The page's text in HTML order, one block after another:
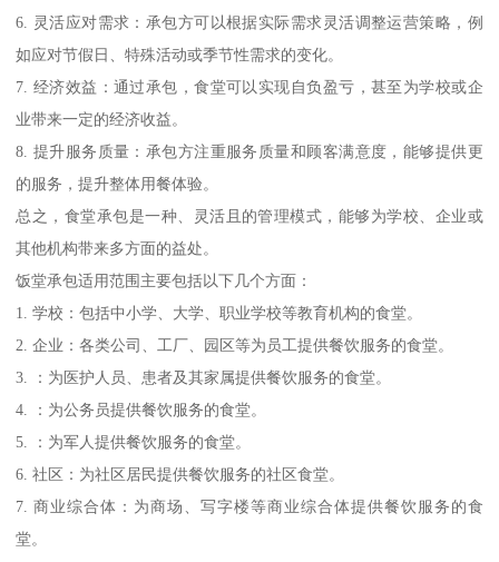
6. 灵活应对需求：承包方可以根据实际需求灵活调整运营策略，例
如应对节假日、特殊活动或季节性需求的变化。
7. 经济效益：通过承包，食堂可以实现自负盈亏，甚至为学校或企
业带来一定的经济收益。
8. 提升服务质量：承包方注重服务质量和顾客满意度，能够提供更
的服务，提升整体用餐体验。
总之，食堂承包是一种、灵活且的管理模式，能够为学校、企业或
其他机构带来多方面的益处。
饭堂承包适用范围主要包括以下几个方面：
1. 学校：包括中小学、大学、职业学校等教育机构的食堂。
2. 企业：各类公司、工厂、园区等为员工提供餐饮服务的食堂。
3. ：为医护人员、患者及其家属提供餐饮服务的食堂。
4. ：为公务员提供餐饮服务的食堂。
5. ：为军人提供餐饮服务的食堂。
6. 社区：为社区居民提供餐饮服务的社区食堂。
7. 商业综合体：为商场、写字楼等商业综合体提供餐饮服务的食
堂。